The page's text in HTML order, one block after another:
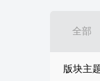
全部
版块主